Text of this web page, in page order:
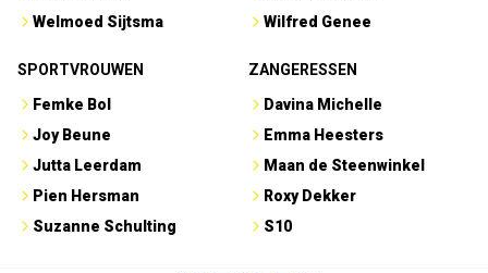
Welmoed Sijtsma
Wilfred Genee
SPORTVROUWEN
Femke Bol
Joy Beune
Jutta Leerdam
Pien Hersman
Suzanne Schulting
ZANGERESSEN
Davina Michelle
Emma Heesters
Maan de Steenwinkel
Roxy Dekker
S10